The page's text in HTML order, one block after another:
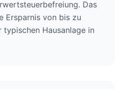
Das
Ersparnis von bis zu
Hausanlage in